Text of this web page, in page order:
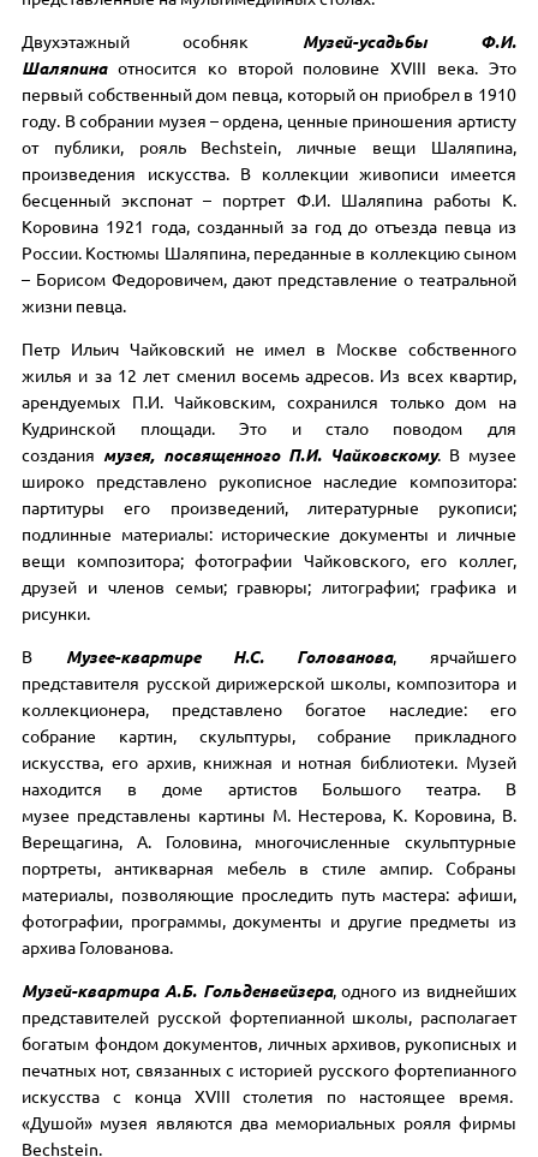
Двухэтажный особняк Музей-усадьбы Ф.И.
Шаляпинаотносится ко второй половине XVIII века. Это
первый собственный дом певца, который он приобрел в 1910
году. В собрании музея – ордена, ценные приношения артисту
от публики, рояль Bechstein, личные вещи Шаляпина,
произведения искусства. В коллекции живописи имеется
бесценный экспонат – портрет Ф.И. Шаляпина работы К.
Коровина 1921 года, созданный за год до отъезда певца из
России. Костюмы Шаляпина, переданные в коллекцию сыном
– Борисом Федоровичем, дают представление о театральной
жизни певца.
Петр Ильич Чайковский не имел в Москве собственного
жилья и за 12 лет сменил восемь адресов. Из всех квартир,
арендуемых П.И. Чайковским, сохранился только дом на
Кудринской площади. Это и стало поводом для
созданиямузея, посвященного П.И. Чайковскому. В музее
широко представлено рукописное наследие композитора:
партитуры его произведений, литературные рукописи;
подлинные материалы: исторические документы и личные
вещи композитора; фотографии Чайковского, его коллег,
друзей и членов семьи; гравюры; литографии; графика и
рисунки.
В Музее-квартире Н.С. Голованова, ярчайшего
представителя русской дирижерской школы, композитора и
коллекционера, представлено богатое наследие: его
собрание картин, скульптуры, собрание прикладного
искусства, его архив, книжная и нотная библиотеки. Музей
находится в доме артистов Большого театра. В
музее представлены картины М. Нестерова, К. Коровина, В.
Верещагина, А. Головина, многочисленные скульптурные
портреты, антикварная мебель в стиле ампир. Собраны
материалы, позволяющие проследить путь мастера: афиши,
фотографии, программы, документы и другие предметы из
архива Голованова.
Музей-квартира А.Б. Гольденвейзера, одного из виднейших
представителей русской фортепианной школы, располагает
богатым фондом документов, личных архивов, рукописных и
печатных нот, связанных с историей русского фортепианного
искусства с конца XVIII столетия по настоящее время.
«Душой» музея являются два мемориальных рояля фирмы
Bechstein.